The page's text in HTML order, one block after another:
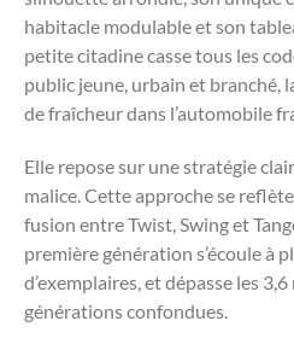
habitacle modulable et son
petite citadine casse tous les
public jeune, urbain et branché,
de fraîcheur dans l’automobile
Elle repose sur une stratégie
malice. Cette approche se
fusion entre Twist, Swing et
première génération s’écoule à
d’exemplaires, et dépasse les
générations confondues.